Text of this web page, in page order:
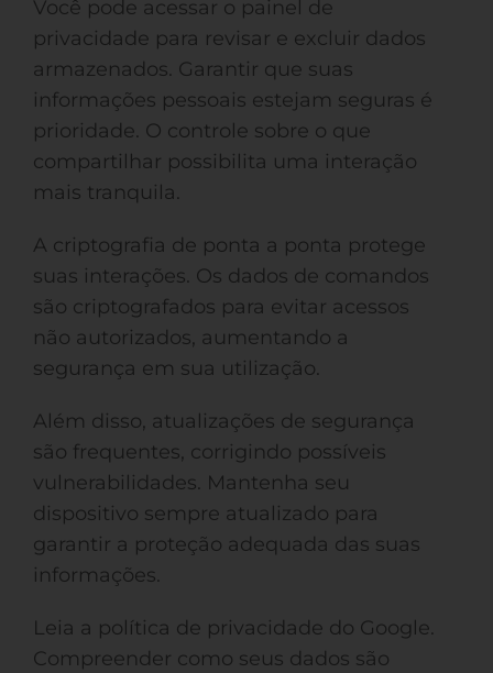
Você pode acessar o painel de
privacidade para revisar e excluir dados
armazenados. Garantir que suas
informações pessoais estejam seguras é
prioridade. O controle sobre o que
compartilhar possibilita uma interação
mais tranquila.
A criptografia de ponta a ponta protege
suas interações. Os dados de comandos
são criptografados para evitar acessos
não autorizados, aumentando a
segurança em sua utilização.
Além disso, atualizações de segurança
são frequentes, corrigindo possíveis
vulnerabilidades. Mantenha seu
dispositivo sempre atualizado para
garantir a proteção adequada das suas
informações.
Leia a política de privacidade do Google.
Compreender como seus dados são